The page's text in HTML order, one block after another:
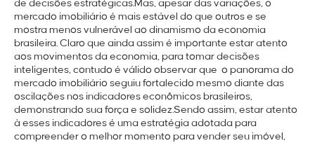
de decisões estratégicas.Mas, apesar das variações, o
mercado imobiliário é mais estável do que outros e se
mostra menos vulnerável ao dinamismo da economia
brasileira. Claro que ainda assim é importante estar atento
aos movimentos da economia, para tomar decisões
inteligentes, contudo é válido observar que o panorama do
mercado imobiliário seguiu fortalecido mesmo diante das
oscilações nos indicadores econômicos brasileiros,
demonstrando sua força e solidez.Sendo assim, estar atento
à esses indicadores é uma estratégia adotada para
compreender o melhor momento para vender seu imóvel,